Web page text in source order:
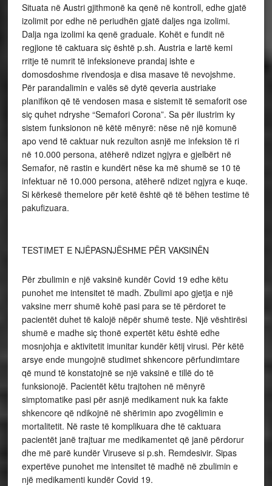
Situata në Austri gjithmonë ka qenë në kontroll, edhe gjatë
izolimit por edhe në periudhën gjatë daljes nga izolimi.
Dalja nga izolimi ka qenë graduale. Kohët e fundit në
regjione të caktuara siç është p.sh. Austria e lartë kemi
rritje të numrit të infeksioneve prandaj ishte e
domosdoshme rivendosja e disa masave të nevojshme.
Për parandalimin e valës së dytë qeveria austriake
planifikon që të vendosen masa e sistemit të semaforit ose
siç quhet ndryshe “Semafori Corona”. Sa për ilustrim ky
sistem funksionon në këtë mënyrë: nëse në një komunë
apo vend të caktuar nuk rezulton asnjë me infeksion të ri
në 10.000 persona, atëherë ndizet ngjyra e gjelbërt në
Semafor, në rastin e kundërt nëse ka më shumë se 10 të
infektuar në 10.000 persona, atëherë ndizet ngjyra e kuqe.
Si kërkesë themelore për ketë është që të bëhen testime të
pakufizuara.
TESTIMET E NJËPASNJËSHME PËR VAKSINËN
Për zbulimin e një vaksinë kundër Covid 19 edhe këtu
punohet me intensitet të madh. Zbulimi apo gjetja e një
vaksine merr shumë kohë pasi para se të përdoret te
pacientët duhet të kalojë nëpër shumë teste. Një vështirësi
shumë e madhe siç thonë expertët këtu është edhe
mosnjohja e aktivitetit imunitar kundër këtij virusi. Për këtë
arsye ende mungojnë studimet shkencore përfundimtare
që mund të konstatojnë se një vaksinë e tillë do të
funksionojë. Pacientët këtu trajtohen në mënyrë
simptomatike pasi për asnjë medikament nuk ka fakte
shkencore që ndikojnë në shërimin apo zvogëlimin e
mortalitetit. Në raste të komplikuara dhe të caktuara
pacientët janë trajtuar me medikamentet që janë përdorur
dhe më parë kundër Viruseve si p.sh. Remdesivir. Sipas
expertëve punohet me intensitet të madhë në zbulimin e
një medikamenti kundër Covid 19.